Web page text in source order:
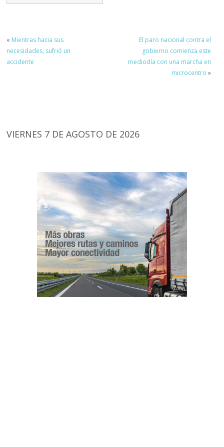
« Mientras hacia sus
necesidades, sufrió un
accidente
El paro nacional contra el
gobierno comienza este
mediodía con una marcha en
microcentro »
VIERNES 7 DE AGOSTO DE 2026